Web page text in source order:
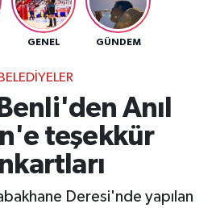
GENEL GÜNDEM
BELEDİYELER
Anıl
teşekkür
Deresi'nde yapılan
Haritası